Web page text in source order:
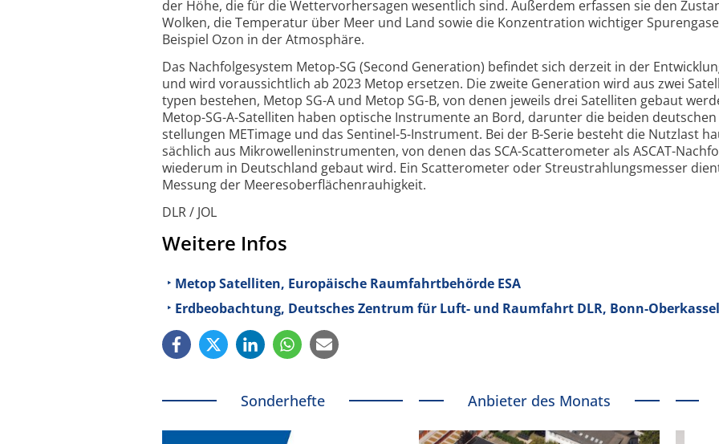
der Höhe, die für die Wetter­vorhersagen wesentlich sind. Außerdem erfassen sie den
Wolken, die Temperatur über Meer und Land sowie die Konzen­tration wichtiger
Beispiel Ozon in der Atmo­sphäre.
Das Nachfolge­system Metop-SG (Second Gene­ration) befindet sich derzeit in der
und wird voraus­sichtlich ab 2023 Metop ersetzen. Die zweite Generation wird aus zwei
typen bestehen, Metop SG-A und Metop SG-B, von denen jeweils drei Satelliten gebaut
Metop-SG-A-Satelliten haben optische Instrumente an Bord, darunter die beiden
stellungen METimage und das Sentinel-5-Instrument. Bei der B-Serie besteht die Nutzlast
sächlich aus Mikrowellen­instrumenten, von denen das SCA-Scattero­meter als ASCAT-
wiederum in Deutschland gebaut wird. Ein Scattero­meter oder Streu­strahlungs­messer
Messung der Meeresober­flächenrauhig­keit.
DLR / JOL
Weitere Infos
Metop Satelliten, Europäische Raumfahrtbehörde ESA
Erdbeobachtung, Deutsches Zentrum für Luft- und Raumfahrt DLR, Bonn-Oberkassel
Sonderhefte Anbieter des Monats